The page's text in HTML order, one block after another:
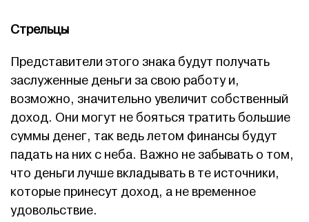
Стрельцы
Представители этого знака будут получать
заслуженные деньги за свою работу и,
возможно, значительно увеличит собственный
доход. Они могут не бояться тратить большие
суммы денег, так ведь летом финансы будут
падать на них с неба. Важно не забывать о том,
что деньги лучше вкладывать в те источники,
которые принесут доход, а не временное
удовольствие.